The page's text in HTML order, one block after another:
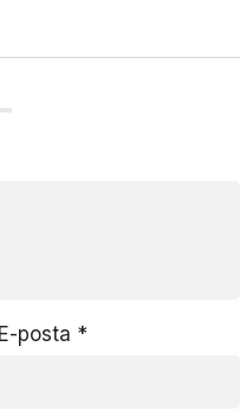
E-posta *